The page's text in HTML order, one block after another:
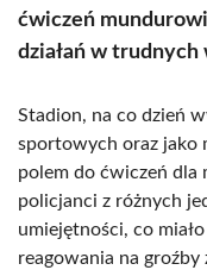
ćwiczeń
działań w trudnych
Stadion, na co dzień
sportowych oraz jako
polem do ćwiczeń
policjanci z różnych
umiejętności, co
reagowania na